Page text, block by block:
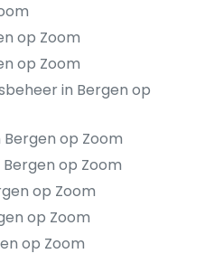
op Zoom
op Zoom
in Bergen op
op Zoom
op Zoom
op Zoom
op Zoom
op Zoom